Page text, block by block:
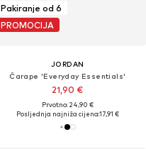
Pakiranje od 6
PROMOCIJA
JORDAN
Čarape 'Everyday Essentials'
21,90 €
Prvotno: 24,90 €
Posljednja najniža cijena:17,91 €